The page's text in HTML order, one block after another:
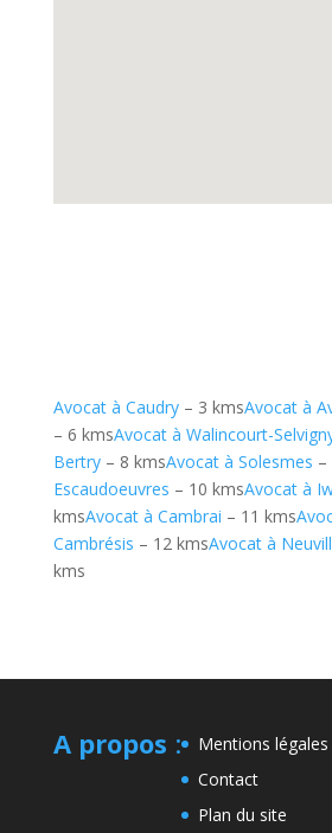
Avocat à Caudry– 3 kmsAvocat à
– 6 kmsAvocat à Walincourt-
Bertry– 8 kmsAvocat à Solesmes –
Escaudoeuvres – 10 kmsAvocat à
kmsAvocat à Cambrai – 11 kms
Cambrésis – 12 kmsAvocat à
kms
A propos :
Mentions légales
Contact
Plan du site